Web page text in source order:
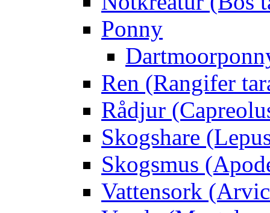
Ponny
Ren (Rangifer
Rådjur
Skogshare
Skogsmus
Vattensork